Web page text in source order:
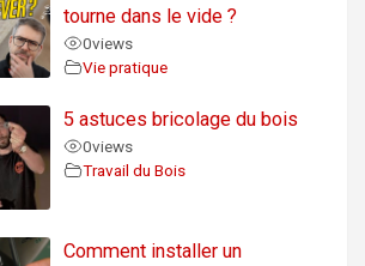
tourne dans le vide ?
0views
Vie pratique
5 astuces bricolage du bois
0views
Travail du Bois
Comment installer un